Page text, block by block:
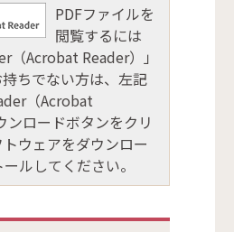
PDFファイルを
閲覧するには
（Acrobat Reader）」
ちでない方は、左記
（Acrobat
ンロードボタンをクリ
ウェアをダウンロー
ルしてください。